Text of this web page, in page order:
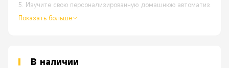
5. Изучите свою персонализированную домашнюю
Показать больше
В наличии